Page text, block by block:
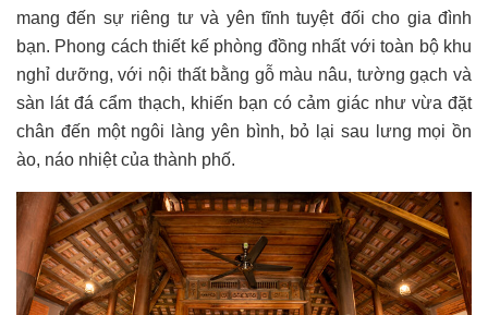
mang đến sự riêng tư và yên tĩnh tuyệt đối cho gia đình
bạn. Phong cách thiết kế phòng đồng nhất với toàn bộ khu
nghỉ dưỡng, với nội thất bằng gỗ màu nâu, tường gạch và
sàn lát đá cẩm thạch, khiến bạn có cảm giác như vừa đặt
chân đến một ngôi làng yên bình, bỏ lại sau lưng mọi ồn
ào, náo nhiệt của thành phố.